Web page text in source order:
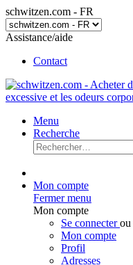
schwitzen.com - FR
Assistance/aide
Contact
Menu
Recherche
Mon compte
Fermer menu
Mon compte
Se connecterou
Mon compte
Profil
Adresses